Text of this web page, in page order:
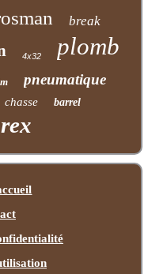
break
4x32 plomb
pneumatique
chasse barrel